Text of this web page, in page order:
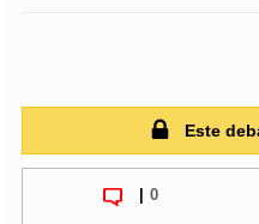
Este
0